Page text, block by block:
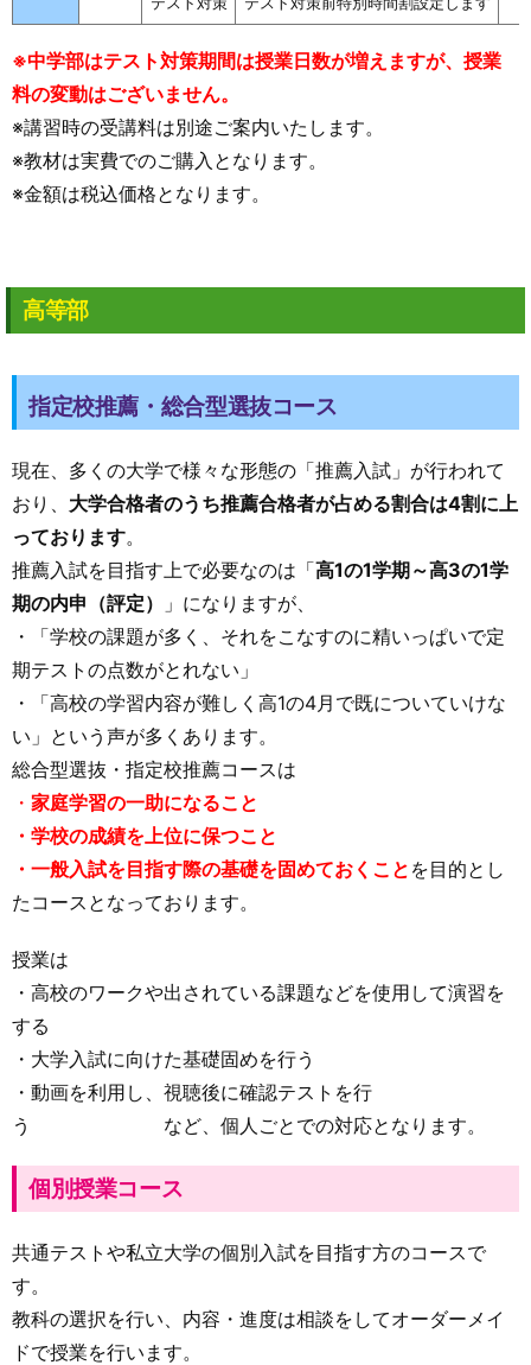
※中学部はテスト対策期間は授業日数が増えますが、授業
料の変動はございません。
※講習時の受講料は別途ご案内いたします。
※教材は実費でのご購入となります。
※金額は税込価格となります。
高等部
指定校推薦・総合型選抜コース
現在、多くの大学で様々な形態の「推薦入試」が行われて
おり、 大学合格者のうち推薦合格者が占める割合は4割に上
っております。
推薦入試を目指す上で必要なのは「高1の1学期～高3の1学
期の内申（評定）
」になりますが、
・「学校の課題が多く、それをこなすのに精いっぱいで定
期テストの点数がとれない」
・「高校の学習内容が難しく高1の4月で既についていけな
い」という声が多くあります。
総合型選抜・指定校推薦コースは
・ 家庭学習の一助になること
・学校の成績を上位に保つこと
・一般入試を目指す際の基礎を固めておくこと を目的とし
たコースとなっております。
授業は
・高校のワークや出されている課題などを使用して演習を
する
・大学入試に向けた基礎固めを行う
・動画を利用し、視聴後に確認テストを行
う など、個人ごとでの対応となります。
個別授業コース
共通テストや私立大学の個別入試を目指す方のコースで
す。
教科の選択を行い、内容・進度は相談をしてオーダーメイ
ドで授業を行います。